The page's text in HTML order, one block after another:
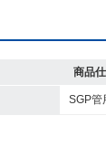
商品
SGP管